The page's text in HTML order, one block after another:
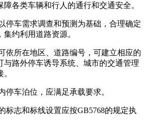
各类车辆和行人的通行和交通安全。
停车需求调查和预测为基础，合理确定
约利用道路资源。
依所在地区、道路编号，可建立相应的
与路外停车诱导系统、城市的交通管理
停车泊位，应满足承载要求。
标志和标线设置应按GB5768的规定执